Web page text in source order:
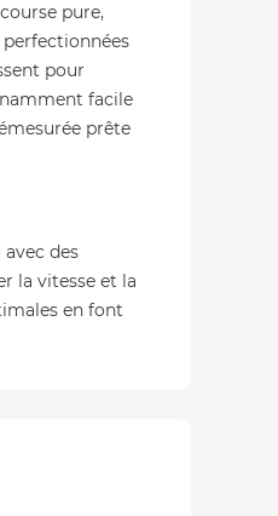
pure,
perfectionnées
pour
facile
prête
avec des
la vitesse et la
en font